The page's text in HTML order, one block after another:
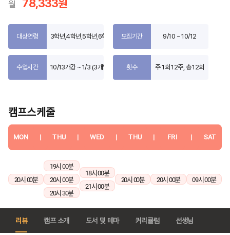
월 78,333원
대상연령 3학년,4학년,5학년,6학년 모집기간 9/10 ~ 10/12
수업시간 10/13개강 ~ 1/3 (3개월) 횟수 주 1회 12주, 총 12회
캠프스케줄
MON | THU | WED | THU | FRI | SAT
20시 00분
19시 00분
20시 00분
20시 30분
18시 00분
21시 00분
20시 00분 20시 00분 09시 00분
리뷰 캠프 소개 도서 및 테마 커리큘럼 선생님